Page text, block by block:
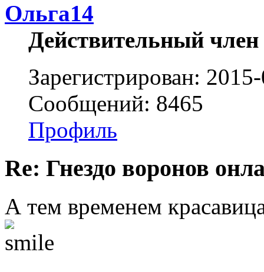
Ольга14
Действительный член
Зарегистрирован:
Сообщений: 8465
Профиль
Re: Гнездо воронов
А тем временем